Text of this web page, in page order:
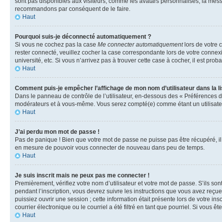
recommandons par conséquent de le faire.
Haut
Pourquoi suis-je déconnecté automatiquement ?
Si vous ne cochez pas la case Me connecter automatiquementlors de votre
rester connecté, veuillez cocher la case correspondante lors de votre
université, etc. Si vous n’arrivez pas à trouver cette case à cocher, il est
Haut
Comment puis-je empêcher l’affichage de mon nom d’utilisateur dans la
Dans le panneau de contrôle de l’utilisateur, en-dessous des « Préférences
modérateurs et à vous-même. Vous serez compté(e) comme étant un
Haut
J’ai perdu mon mot de passe !
Pas de panique ! Bien que votre mot de passe ne puisse pas être
en mesure de pouvoir vous connecter de nouveau dans peu de temps.
Haut
Je suis inscrit mais ne peux pas me connecter !
Premièrement, vérifiez votre nom d’utilisateur et votre mot de passe. S’ils
pendant l’inscription, vous devrez suivre les instructions que vous avez
puissiez ouvrir une session ; cette information était présente lors de votre
courrier électronique ou le courriel a été filtré en tant que pourriel. Si vous
Haut